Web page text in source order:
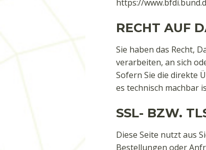
https://
RECHT AUF
Sie haben das Recht,
verarbeiten, an sich
Sofern Sie die direkte
es technisch machbar
SSL- BZW.
Diese Seite nutzt aus
Bestellungen oder